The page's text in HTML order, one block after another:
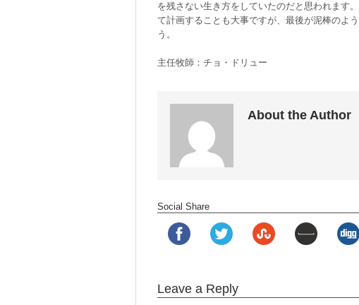
を残さない生き方をしていたのだと思われま
て計画することも大事ですが、最後が泥棒のよ
う。
主任牧師：チョ・ドリュー
About the Author
Social Share
Leave a Reply